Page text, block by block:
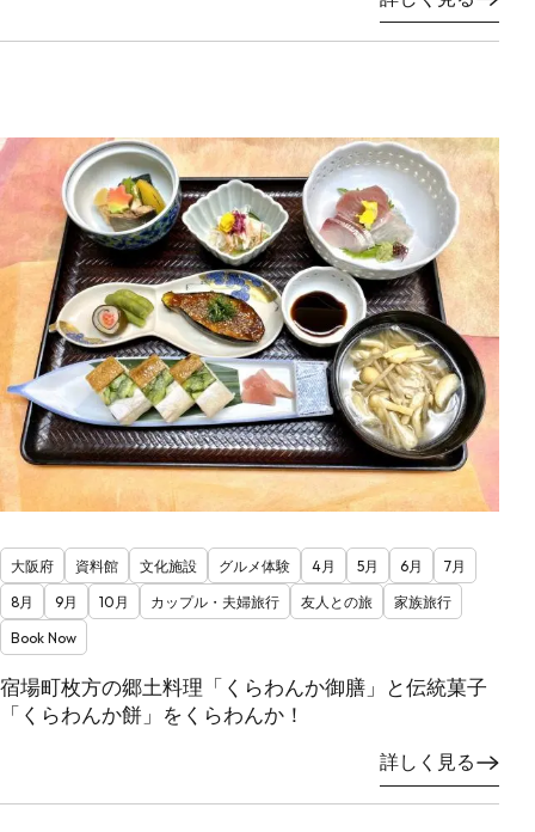
大阪府 資料館 文化施設 グルメ体験 4月 5月 6月
7月
8月
9月 10月 カップル・夫婦旅行 友人との旅
家族旅行
Book Now
宿場町枚方の郷土料理「くらわんか御膳」と伝統菓子
「くらわんか餅」をくらわんか！
詳しく見る